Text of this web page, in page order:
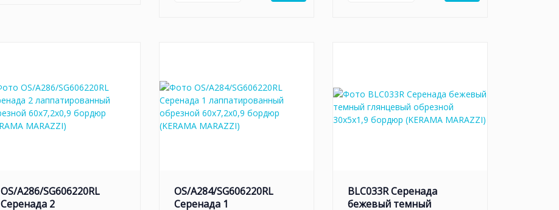
OS/A286/SG606220RL
Серенада 2
OS/A284/SG606220RL
Серенада 1
BLC033R Серенада
бежевый темный